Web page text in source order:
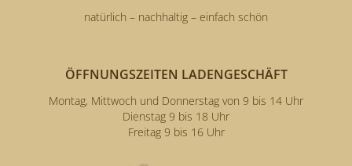
natürlich – nachhaltig – einfach schön
ÖFFNUNGSZEITEN LADENGESCHÄFT
Montag, Mittwoch und Donnerstag von 9 bis 14 Uhr
Dienstag 9 bis 18 Uhr
Freitag 9 bis 16 Uhr